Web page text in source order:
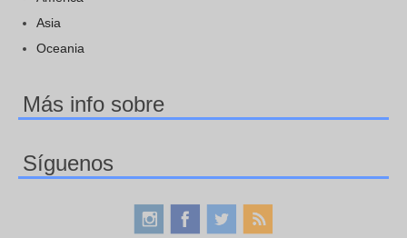
Asia
Oceania
Más info sobre
Síguenos